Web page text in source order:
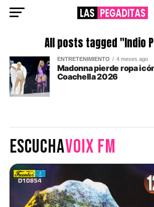
All posts tagged "Indio
ENTRETENIMIENTO 4 meses ago
Madonna pierde ropa
Coachella 2026
ESCUCHAVOIX FM